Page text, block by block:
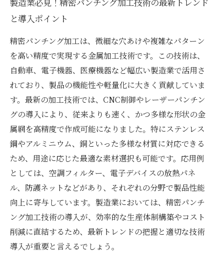
と導入ポイント
精密パンチング加工は、微細な穴あけや複雑なパターン
を高い精度で実現する金属加工技術です。この技術は、
自動車、電子機器、医療機器など幅広い製造業で活用さ
れており、製品の機能性や軽量化に大きく貢献していま
す。最新の加工技術では、CNC制御やレーザーパンチン
グの導入により、従来よりも速く、かつ多様な形状の金
属網を高精度で作成可能になりました。特にステンレス
鋼やアルミニウム、銅といった多様な材質に対応できる
ため、用途に応じた最適な素材選択も可能です。応用例
としては、空調フィルター、電子デバイスの放熱パネ
ル、防護ネットなどがあり、それぞれの分野で製品性能
向上に寄与しています。製造業においては、精密パンチ
ング加工技術の導入が、効率的な生産体制構築やコスト
削減に直結するため、最新トレンドの把握と適切な技術
導入が重要と言えるでしょう。